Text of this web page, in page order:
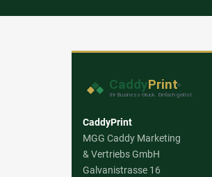
CaddyPrint
MGG Caddy Marketing
& Vertriebs GmbH
Galvanistrasse 16